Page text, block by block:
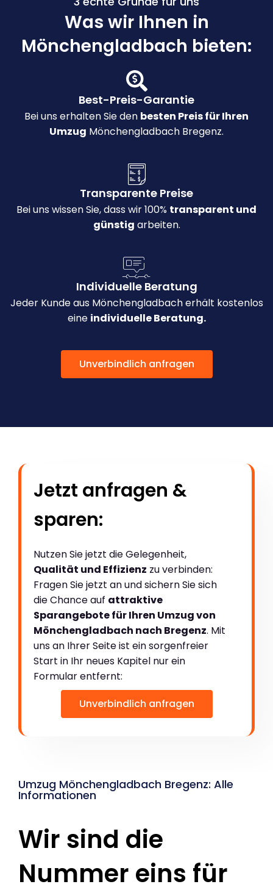
Was wir Ihnen in
Mönchengladbach bieten:
Best-Preis-Garantie
Bei uns erhalten Sie den besten Preis für Ihren
Umzug Mönchengladbach Bregenz.
Transparente Preise
Bei uns wissen Sie, dass wir 100% transparent und
günstig arbeiten.
Individuelle Beratung
Jeder Kunde aus Mönchengladbach erhält kostenlos
eine individuelle Beratung.
Unverbindlich anfragen
Jetzt anfragen &
sparen:
Nutzen Sie jetzt die Gelegenheit,
Qualität und Effizienz zu verbinden:
Fragen Sie jetzt an und sichern Sie sich
die Chance auf attraktive
Sparangebote für Ihren Umzug von
Mönchengladbach nach Bregenz. Mit
uns an Ihrer Seite ist ein sorgenfreier
Start in Ihr neues Kapitel nur ein
Formular entfernt:
Unverbindlich anfragen
Umzug Mönchengladbach Bregenz: Alle
Informationen
Wir sind die
Nummer eins für